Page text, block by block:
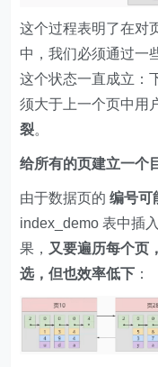
这个过程表明了在对
中，我们必须通过一
这个状态一直成立：
须大于上一个页中用
裂。
给所有的页建立一个
由于数据页的编号可
index_demo 表中插
果， 又要遍历每个页
选，但也效率低下 ：